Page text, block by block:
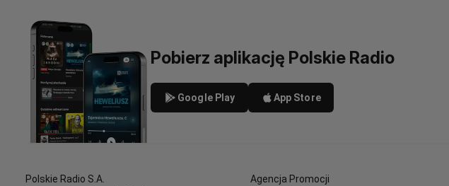
Pobierz aplikację Polskie Radio
Google Play App Store
Polskie Radio S.A.
Agencja Promocji